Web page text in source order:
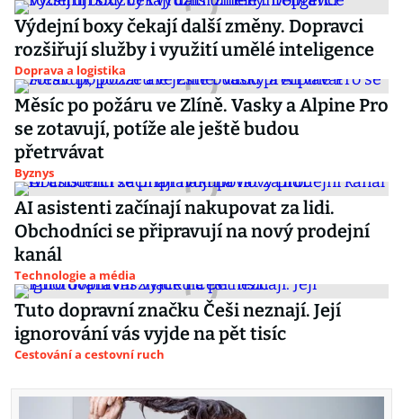
Výdejní boxy čekají další změny. Dopravci
rozšiřují služby i využití umělé inteligence
Doprava a logistika
Měsíc po požáru ve Zlíně. Vasky a Alpine Pro
se zotavují, potíže ale ještě budou
přetrvávat
Byznys
AI asistenti začínají nakupovat za lidi.
Obchodníci se připravují na nový prodejní
kanál
Technologie a média
Tuto dopravní značku Češi neznají. Její
ignorování vás vyjde na pět tisíc
Cestování a cestovní ruch